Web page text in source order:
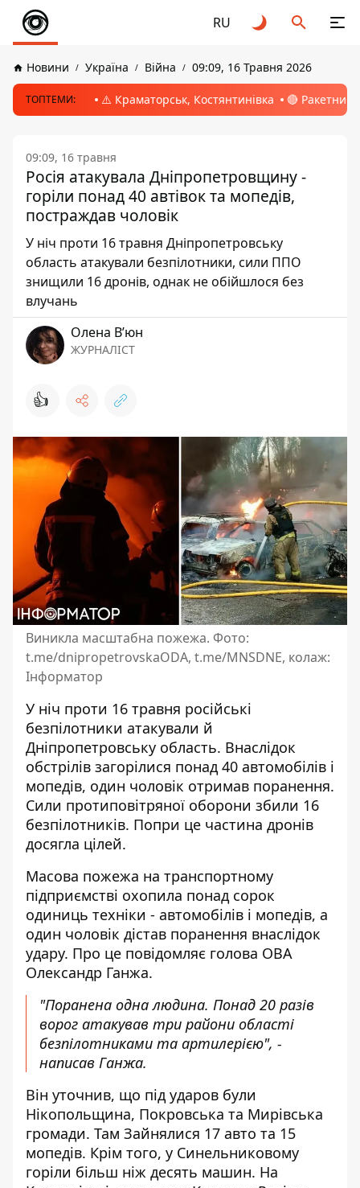
RU
Новини Україна Війна 09:09, 16 Травня 2026
ТОПТЕМИ: ⚠️ Краматорськ, Костянтинівка 🔴 Ракетний
09:09, 16 травня
Росія атакувала Дніпропетровщину -
горіли понад 40 автівок та мопедів,
постраждав чоловік
У ніч проти 16 травня Дніпропетровську
область атакували безпілотники, сили ППО
знищили 16 дронів, однак не обійшлося без
влучань
Олена Вʼюн
ЖУРНАЛІСТ
👍
Виникла масштабна пожежа. Фото:
t.me/dnipropetrovskaODA, t.me/MNSDNE, колаж:
Інформатор
У ніч проти 16 травня російські
безпілотники атакували й
Дніпропетровську область. Внаслідок
обстрілів загорілися понад 40 автомобілів і
мопедів, один чоловік отримав поранення.
Сили протиповітряної оборони збили 16
безпілотників. Попри це частина дронів
досягла цілей.
Масова пожежа на транспортному
підприємстві охопила понад сорок
одиниць техніки - автомобілів і мопедів, а
один чоловік дістав поранення внаслідок
удару. Про це повідомляє голова ОВА
Олександр Ганжа.
"Поранена одна людина. Понад 20 разів
ворог атакував три райони області
безпілотниками та артилерією", -
написав Ганжа.
Він уточнив, що під ударов були
Нікопольщина, Покровська та Мирівська
громади. Там Зайнялися 17 авто та 15
мопедів. Крім того, у Синельниковому
горіли більш ніж десять машин. На